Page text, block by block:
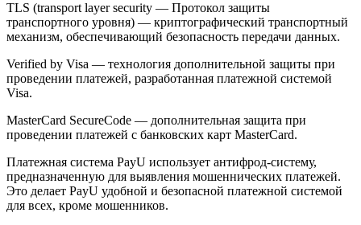
TLS (transport layer security — Протокол защиты
транспортного уровня) — криптографический транспортный
механизм, обеспечивающий безопасность передачи данных.
Verified by Visa — технология дополнительной защиты при
проведении платежей, разработанная платежной системой
Visa.
MasterCard SecureCode — дополнительная защита при
проведении платежей с банковских карт MasterCard.
Платежная система PayU использует антифрод-систему,
предназначенную для выявления мошеннических платежей.
Это делает PayU удобной и безопасной платежной системой
для всех, кроме мошенников.